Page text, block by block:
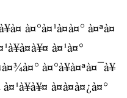
à¤°à¤¹à¤à¤° à¤ªà¤
à¤¹à¤°
à¤°à¥à¤ªà¤¯à¥
à¤à¤à¤¿à¤°